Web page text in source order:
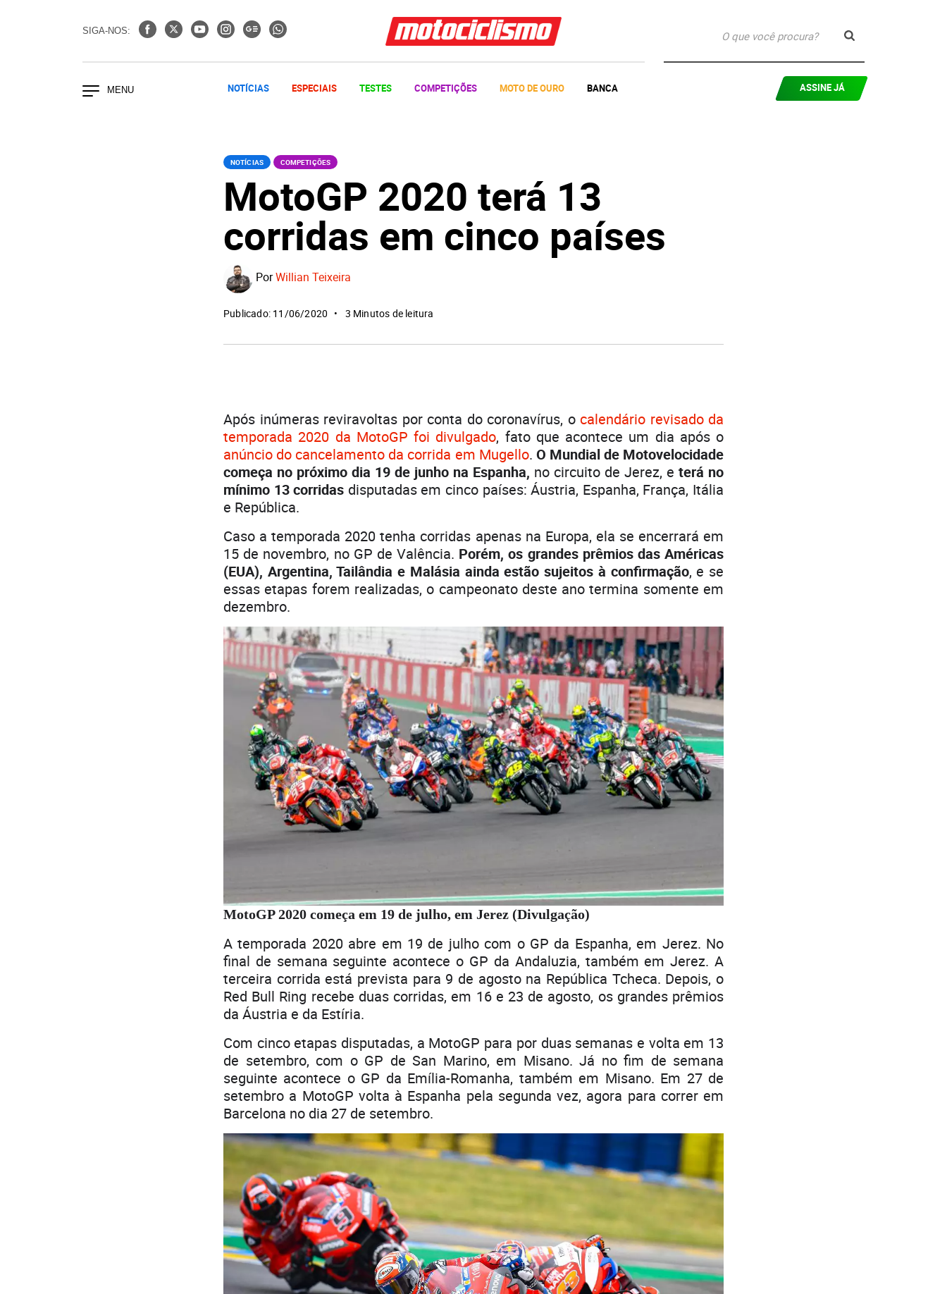
SIGA-NOS:
NOTÍCIAS ESPECIAIS TESTES COMPETIÇÕES MOTO DE OURO BANCA ASSINE JÁ
NOTÍCIAS COMPETIÇÕES
MotoGP 2020 terá 13
corridas em cinco países
PorWillian Teixeira
Publicado: 11/06/2020 3 Minutos de leitura
Após inúmeras reviravoltas por conta do coronavírus, o calendário revisado da
temporada 2020 da MotoGP foi divulgado, fato que acontece um dia após o
anúncio do cancelamento da corrida em Mugello. O Mundial de Motovelocidade
começa no próximo dia 19 de junho na Espanha, no circuito de Jerez, e terá no
mínimo 13 corridas disputadas em cinco países: Áustria, Espanha, França, Itália
e República.
Caso a temporada 2020 tenha corridas apenas na Europa, ela se encerrará em
15 de novembro, no GP de Valência. Porém, os grandes prêmios das Américas
(EUA), Argentina, Tailândia e Malásia ainda estão sujeitos à confirmação, e se
essas etapas forem realizadas, o campeonato deste ano termina somente em
dezembro.
MotoGP 2020 começa em 19 de julho, em Jerez (Divulgação)
A temporada 2020 abre em 19 de julho com o GP da Espanha, em Jerez. No
final de semana seguinte acontece o GP da Andaluzia, também em Jerez. A
terceira corrida está prevista para 9 de agosto na República Tcheca. Depois, o
Red Bull Ring recebe duas corridas, em 16 e 23 de agosto, os grandes prêmios
da Áustria e da Estíria.
Com cinco etapas disputadas, a MotoGP para por duas semanas e volta em 13
de setembro, com o GP de San Marino, em Misano. Já no fim de semana
seguinte acontece o GP da Emília-Romanha, também em Misano. Em 27 de
setembro a MotoGP volta à Espanha pela segunda vez, agora para correr em
Barcelona no dia 27 de setembro.